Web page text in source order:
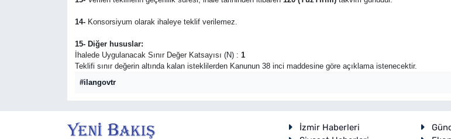
14-Konsorsiyum olarak ihaleye teklif verilemez.
15- Diğer hususlar:
İhalede Uygulanacak Sınır Değer Katsayısı (N) : 1
Teklifi sınır değerin altında kalan isteklilerden Kanunun 38 inci maddesine göre açıklama istenecektir.
#ilangovtr
İzmir Haberleri